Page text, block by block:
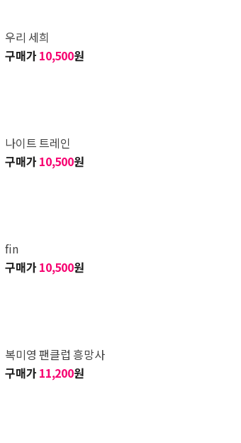
우리 세희
구매가 10,500원
나이트 트레인
구매가 10,500원
fin
구매가 10,500원
복미영 팬클럽 흥망사
구매가 11,200원